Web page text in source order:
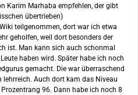
Karim Marhaba empfehlen, der gibt
übertrieben)
teilgenommen, dort war ich etwa
geholfen, weil dort besonders der
ist. Man kann sich auch schonmal
haben wird. Später habe ich noch
gemacht. Die war überraschend
Auch dort kam das Niveau
96. Dann habe ich noch 8